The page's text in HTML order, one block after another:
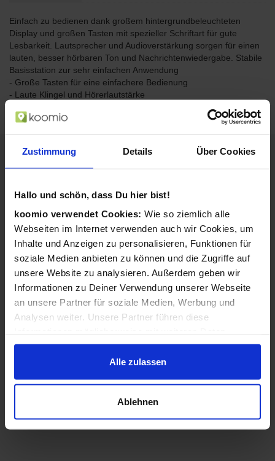
Zustimmung Details Über Cookies
Hallo und schön, dass Du hier bist!
koomio verwendet Cookies: Wie so ziemlich alle
Webseiten im Internet verwenden auch wir Cookies, um
Inhalte und Anzeigen zu personalisieren, Funktionen für
soziale Medien anbieten zu können und die Zugriffe auf
unsere Website zu analysieren. Außerdem geben wir
Informationen zu Deiner Verwendung unserer Webseite
an unsere Partner für soziale Medien, Werbung und
Analysen weiter. Unsere Partner führen diese
zusammen, die Du ihnen bereitgestellt hast oder die sie
im Rahmen Deiner Nutzung der Dienste gesammelt
haben.
Alle zulassen
Ablehnen
Einfach zu bedienen dank großem hintergrundbeleuchteten
Display und großen Tasten mit spezieller Schriftart für gute
Lesbarkeit. Lautsprecher und Audioverstärkung sorgen für einen
lauten, besser hörbaren Ton und Nachrichtenwiedergabe. Stabile
Basisstation zur sehr einfachen Anwendung
- Große Tasten für eine einfachere Bedienung
- Laute Klingel und Hörerlautstärke